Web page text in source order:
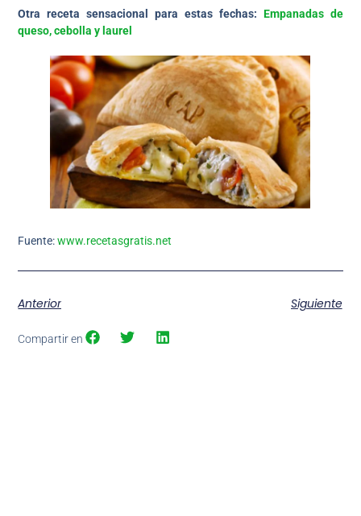
Otra receta sensacional para estas fechas: Empanadas de
queso, cebolla y laurel
Fuente:www.recetasgratis.net
Anterior Siguiente
Compartir en